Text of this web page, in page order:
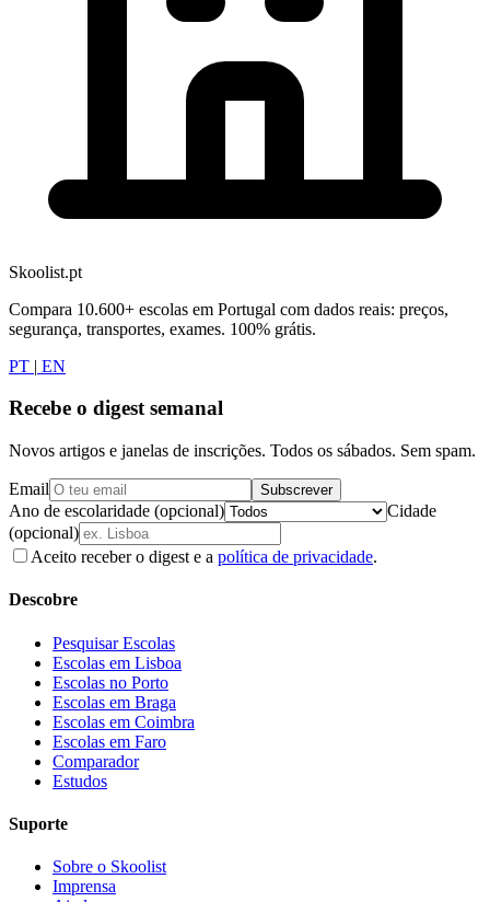
Skoolist.pt
Compara 10.600+ escolas em Portugal com dados reais: preços,
segurança, transportes, exames. 100% grátis.
PT | EN
Recebe o digest semanal
Novos artigos e janelas de inscrições. Todos os sábados. Sem spam.
Email Subscrever
Ano de escolaridade (opcional)
Cidade
(opcional)
Aceito receber o digest e a política de privacidade.
Descobre
Pesquisar Escolas
Escolas em Lisboa
Escolas no Porto
Escolas em Braga
Escolas em Coimbra
Escolas em Faro
Comparador
Estudos
Suporte
Sobre o Skoolist
Imprensa